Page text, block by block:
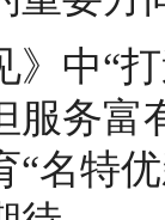
》中“
服务富
“名特